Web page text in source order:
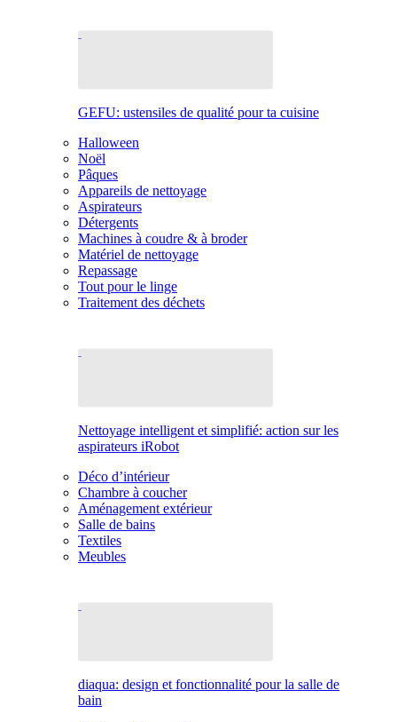
GEFU: ustensiles de qualité pour ta cuisine
Halloween
Noël
Pâques
Appareils de nettoyage
Aspirateurs
Détergents
Machines à coudre & à broder
Matériel de nettoyage
Repassage
Tout pour le linge
Traitement des déchets
Nettoyage intelligent et simplifié: action sur les
aspirateurs iRobot
Déco d’intérieur
Chambre à coucher
Aménagement extérieur
Salle de bains
Textiles
Meubles
diaqua: design et fonctionnalité pour la salle de
bain